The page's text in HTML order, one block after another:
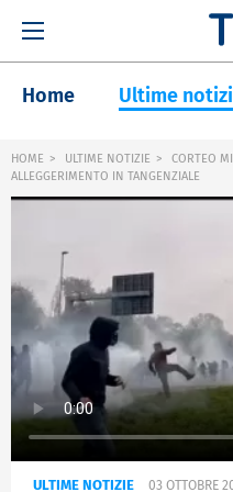
Home Ultime
HOME ULTIME NOTIZIE
CORTEO
ALLEGGERIMENTO IN TANGENZIALE
ULTIME NOTIZIE 03 OTTOBRE